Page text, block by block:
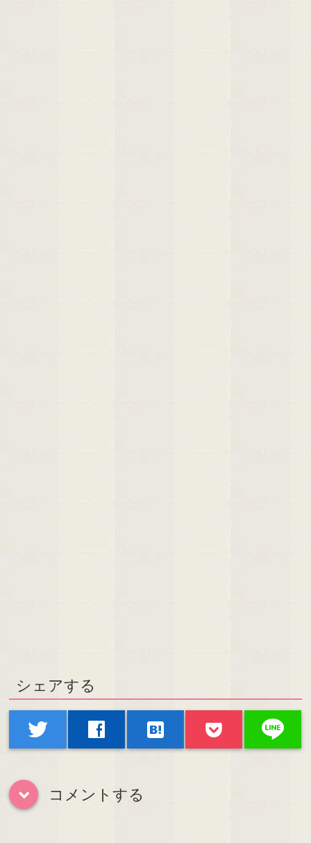
シェアする
twitter facebook hatenabookmark line
down コメントする